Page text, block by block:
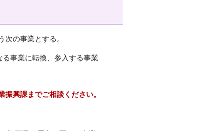
の事業とする。
事業に転換、参入する事業
興課までご相談ください。